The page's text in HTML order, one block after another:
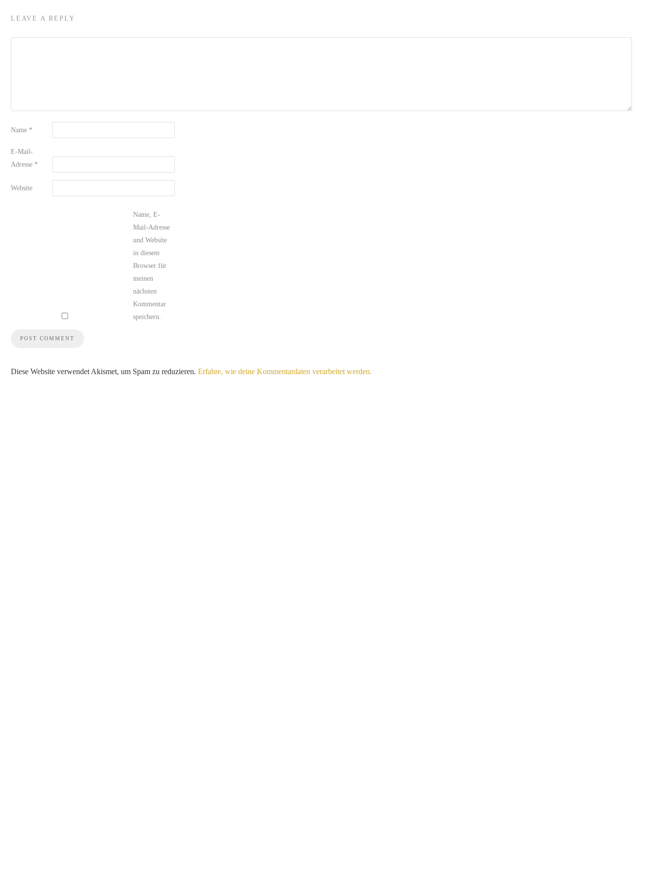
LEAVE A REPLY
Name *
E-Mail-
Adresse *
Website
Name, E-
Mail-Adresse
und Website
in diesem
Browser für
meinen
nächsten
Kommentar
speichern.
Diese Website verwendet Akismet, um Spam zu reduzieren. Erfahre, wie deine Kommentardaten verarbeitet werden.